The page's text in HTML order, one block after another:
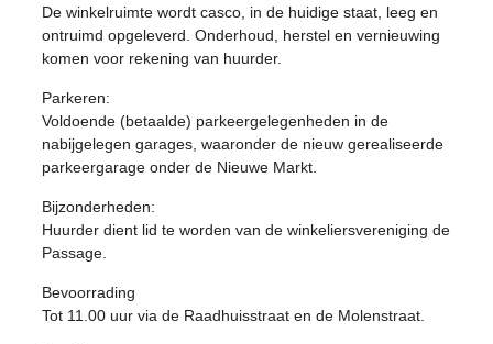
De winkelruimte wordt casco, in de huidige staat, leeg en
ontruimd opgeleverd. Onderhoud, herstel en vernieuwing
komen voor rekening van huurder.
Parkeren:
Voldoende (betaalde) parkeergelegenheden in de
nabijgelegen garages, waaronder de nieuw gerealiseerde
parkeergarage onder de Nieuwe Markt.
Bijzonderheden:
Huurder dient lid te worden van de winkeliersvereniging de
Passage.
Bevoorrading
Tot 11.00 uur via de Raadhuisstraat en de Molenstraat.